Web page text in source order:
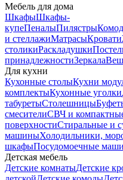
Мебель для дома
ШкафыШкафы-
купеПеналыПилястры
и стеллажиМатрасыКровати
столикиРаскладушки
принадлежностиЗеркала
Для кухни
Кухонные столыКухни
комплектыКухонные уголки
табуретыСтолешницы
смесителиСВЧ и
поверхностиСтиральные и
машиныХолодильники,
шкафыПосудомоечные
Детская мебель
Детские комнатыДетские